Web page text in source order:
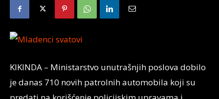
KIKINDA – Ministarstvo unutrašnjih poslova dobilo
je danas 710 novih patrolnih automobila koji su